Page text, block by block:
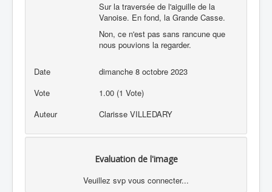
Sur la traversée de l'aiguille de la
Vanoise. En fond, la Grande Casse.
Non, ce n'est pas sans rancune que
nous pouvions la regarder.
Date
dimanche 8 octobre 2023
Vote
1.00 (1 Vote)
Auteur
Clarisse VILLEDARY
Evaluation de l'image
Veuillez svp vous connecter...